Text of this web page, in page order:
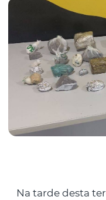
Na tarde desta